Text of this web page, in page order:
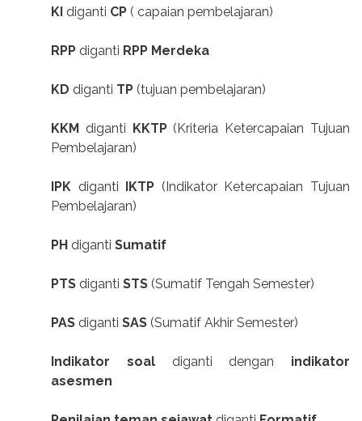
KI diganti CP ( capaian pembelajaran)
RPP diganti RPP Merdeka
KD diganti TP (tujuan pembelajaran)
KKM diganti KKTP(Kriteria Ketercapaian Tujuan
Pembelajaran)
IPK diganti IKTP (Indikator Ketercapaian Tujuan
Pembelajaran)
PH diganti Sumatif
PTS diganti STS (Sumatif Tengah Semester)
PAS diganti SAS (Sumatif Akhir Semester)
Indikator soaldiganti dengan indikator
asesmen